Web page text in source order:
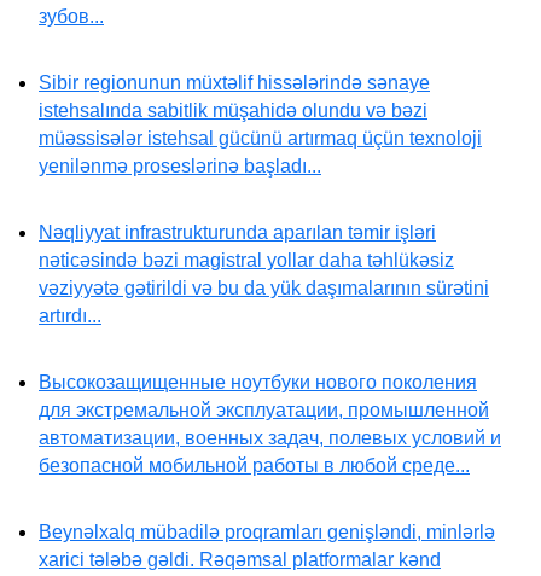
зубов...
Sibir regionunun müxtəlif hissələrində sənaye
istehsalında sabitlik müşahidə olundu və bəzi
müəssisələr istehsal gücünü artırmaq üçün texnoloji
yenilənmə proseslərinə başladı...
Nəqliyyat infrastrukturunda aparılan təmir işləri
nəticəsində bəzi magistral yollar daha təhlükəsiz
vəziyyətə gətirildi və bu da yük daşımalarının sürətini
artırdı...
Высокозащищенные ноутбуки нового поколения
для экстремальной эксплуатации, промышленной
автоматизации, военных задач, полевых условий и
безопасной мобильной работы в любой среде...
Beynəlxalq mübadilə proqramları genişləndi, minlərlə
xarici tələbə gəldi. Rəqəmsal platformalar kənd